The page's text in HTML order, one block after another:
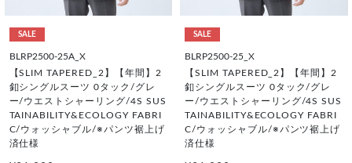
SALE
BLRP2500-25A_X
【SLIM TAPERED_2】【年間】2
釦シングルスーツ 0タック/グレ
ー/ウエストシャーリング/4S SUS
TAINABILITY&ECOLOGY FABRI
C/ウォッシャブル/※パンツ裾上げ
済仕様
SALE
BLRP2500-25_X
【SLIM TAPERED_2】【年間】2
釦シングルスーツ 0タック/グレ
ー/ウエストシャーリング/4S SUS
TAINABILITY&ECOLOGY FABRI
C/ウォッシャブル/※パンツ裾上げ
済仕様